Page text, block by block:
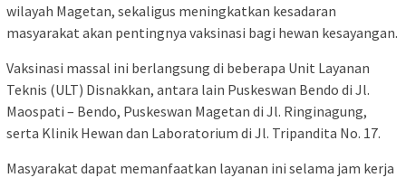
wilayah Magetan, sekaligus meningkatkan kesadaran
masyarakat akan pentingnya vaksinasi bagi hewan kesayangan.
Vaksinasi massal ini berlangsung di beberapa Unit Layanan
Teknis (ULT) Disnakkan, antara lain Puskeswan Bendo di Jl.
Maospati – Bendo, Puskeswan Magetan di Jl. Ringinagung,
serta Klinik Hewan dan Laboratorium di Jl. Tripandita No. 17.
Masyarakat dapat memanfaatkan layanan ini selama jam kerja